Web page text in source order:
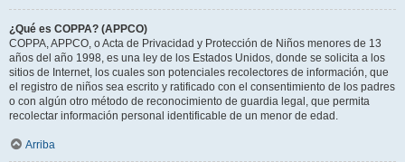
¿Qué es COPPA? (APPCO)
COPPA, APPCO, o Acta de Privacidad y Protección de Niños menores de 13
años del año 1998, es una ley de los Estados Unidos, donde se solicita a los
sitios de Internet, los cuales son potenciales recolectores de información, que
el registro de niños sea escrito y ratificado con el consentimiento de los padres
o con algún otro método de reconocimiento de guardia legal, que permita
recolectar información personal identificable de un menor de edad.
Arriba